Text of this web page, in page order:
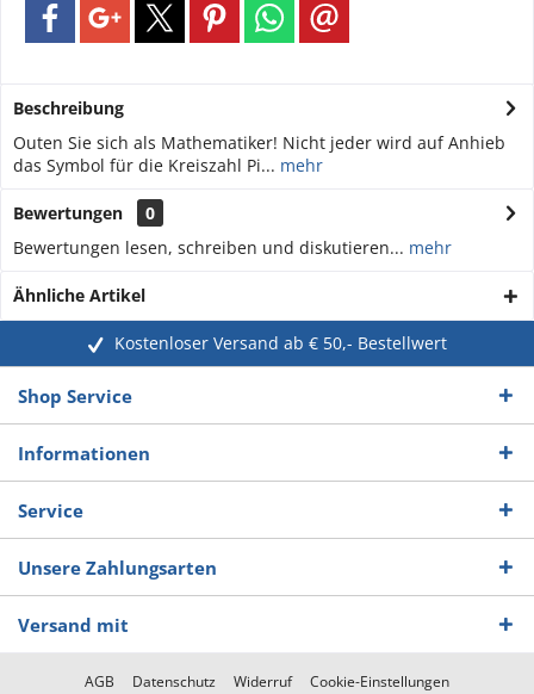
Beschreibung
Outen Sie sich als Mathematiker! Nicht jeder wird auf Anhieb
das Symbol für die Kreiszahl Pi... mehr
Bewertungen
0
Bewertungen lesen, schreiben und diskutieren... mehr
Ähnliche Artikel
Kostenloser Versand ab € 50,- Bestellwert
Shop Service
Informationen
Service
Unsere Zahlungsarten
Versand mit
AGB Datenschutz Widerruf
Cookie-Einstellungen